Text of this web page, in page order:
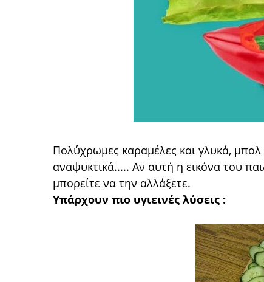
Πολύχρωμες καραμέλες και γλυκά, μπολ
αναψυκτικά..... Αν αυτή η εικόνα του
μπορείτε να την αλλάξετε.
Υπάρχουν πιο υγιεινές λύσεις :